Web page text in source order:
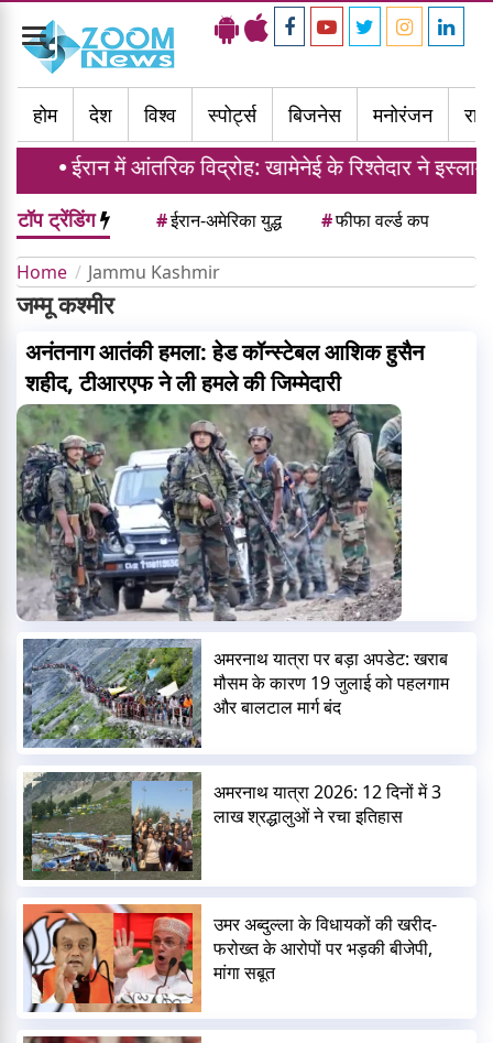
Toggle
navigation
होम
देश विश्व स्पोर्ट्स बिजनेस मनोरंजन
ईरान में आंतरिक विद्रोह: खामेनेई के रिश्तेदार ने
टॉप ट्रेंडिंग #ईरान-अमेरिका युद्ध #फीफा वर्ल्ड कप
Home Jammu Kashmir
जम्मू कश्मीर
अनंतनाग आतंकी हमला: हेड कॉन्स्टेबल आशिक हुसैन
शहीद, टीआरएफ ने ली हमले की जिम्मेदारी
अमरनाथ यात्रा पर बड़ा अपडेट: खराब
मौसम के कारण 19 जुलाई को पहलगाम
और बालटाल मार्ग बंद
अमरनाथ यात्रा 2026: 12 दिनों में 3
लाख श्रद्धालुओं ने रचा इतिहास
उमर अब्दुल्ला के विधायकों की खरीद-
फरोख्त के आरोपों पर भड़की बीजेपी,
मांगा सबूत